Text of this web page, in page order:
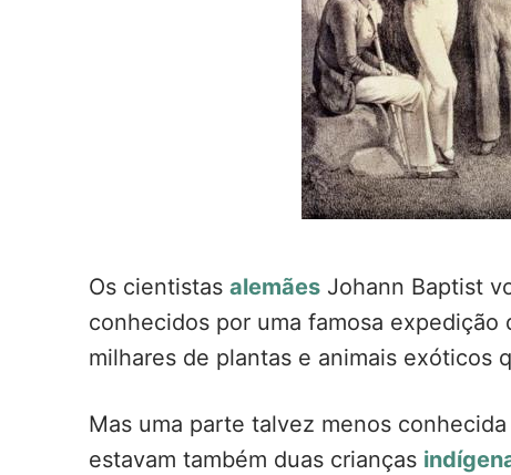
Os cientistas alemães Johann Baptist
conhecidos por uma famosa expedição
milhares de plantas e animais exóticos
Mas uma parte talvez menos
estavam também duas crianças